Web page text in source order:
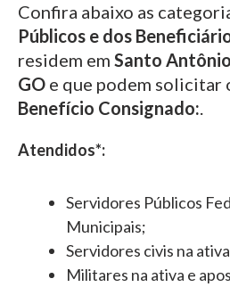
Confira abaixo as
Públicos e dos
residem em Santo
GO e que podem solicitar
Benefício Consignado:.
Atendidos*:
Servidores Públicos
Municipais;
Servidores civis na
Militares na ativa e